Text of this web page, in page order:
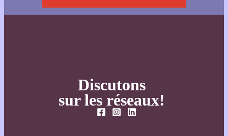
Discutons
sur les réseaux!